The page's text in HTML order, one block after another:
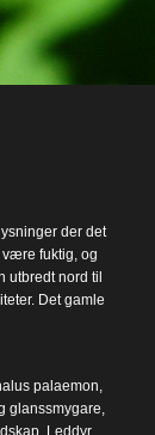
der det
være fuktig, og
utbredt nord til
Det gamle
palaemon
glanssmygare
Leddyr,